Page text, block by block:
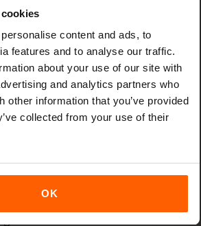
content and ads, to
features and to analyse our traffic.
about your use of our site with
and analytics partners who
other information that you’ve provided
collected from your use of their
OK
기Motorola*
40 Neo
40 Pro